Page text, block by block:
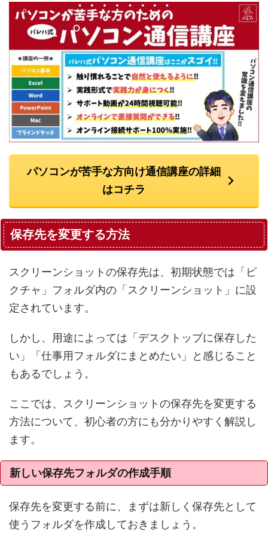
パソコンが苦手な方向け通信講座の詳細
はコチラ
保存先を変更する方法
スクリーンショットの保存先は、初期状態では「ピ
クチャ」フォルダ内の「スクリーンショット」に設
定されています。
しかし、用途によっては「デスクトップに保存した
い」「仕事用フォルダにまとめたい」と感じること
もあるでしょう。
ここでは、スクリーンショットの保存先を変更する
方法について、初心者の方にも分かりやすく解説し
ます。
新しい保存先フォルダの作成手順
保存先を変更する前に、まずは新しく保存先として
使うフォルダを作成しておきましょう。